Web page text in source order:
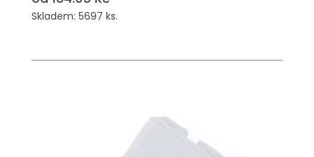
Skladem: 5697 ks.